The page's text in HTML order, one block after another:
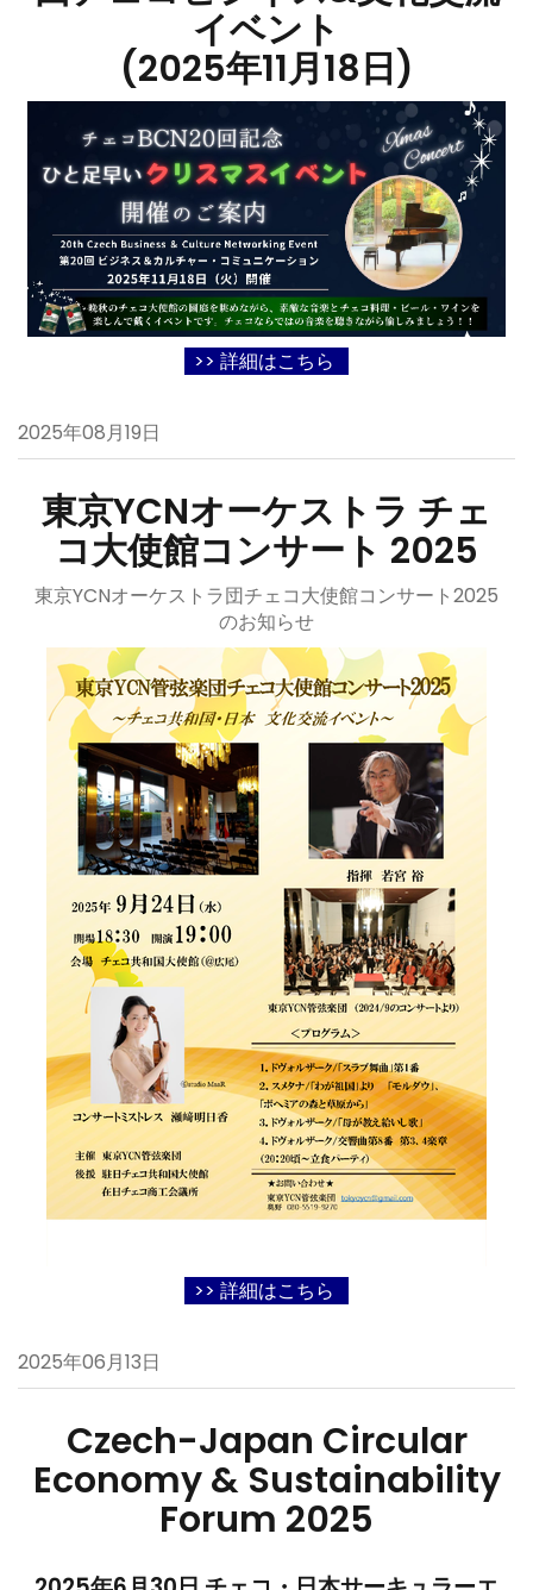
イベント
(2025年11月18日)
>> 詳細はこちら
2025年08月19日
東京YCNオーケストラ チェ
コ大使館コンサート 2025
東京YCNオーケストラ団チェコ大使館コンサート2025
のお知らせ
>> 詳細はこちら
2025年06月13日
Czech-Japan Circular
Economy & Sustainability
Forum 2025